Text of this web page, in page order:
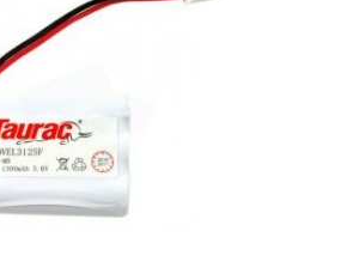
/ 3,6 V - 1300 mAh
NiMh